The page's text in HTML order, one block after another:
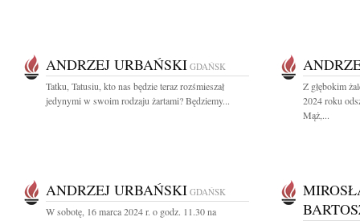
ANDRZEJ URBAŃSKI GDAŃSK
Tatku, Tatusiu, kto nas będzie teraz rozśmieszał
jedynymi w swoim rodzaju żartami? Będziemy...
Z głębokim
2024 roku
Mąż,...
ANDRZEJ URBAŃSKI GDAŃSK
W sobotę, 16 marca 2024 r. o godz. 11.30 na